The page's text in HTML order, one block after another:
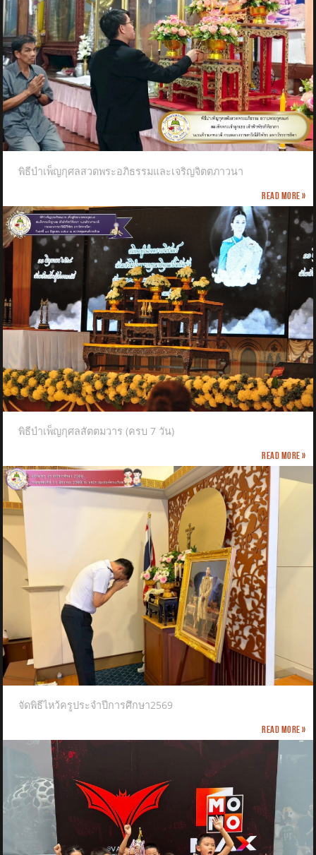
พิธีบำเพ็ญกุศลสวดพระอภิธรรมและเจริญจิตตภาวนา
Read more »
พิธีบำเพ็ญกุศลสัตตมวาร (ครบ 7 วัน)
Read more »
จัดพิธีไหว้ครูประจำปีการศึกษา2569
Read more »